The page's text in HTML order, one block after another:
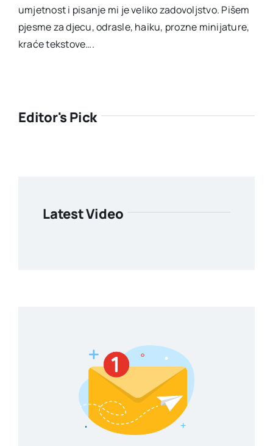
umjetnost i pisanje mi je veliko zadovoljstvo. Pišem
pjesme za djecu, odrasle, haiku, prozne minijature,
kraće tekstove….
Editor's Pick
Latest Video